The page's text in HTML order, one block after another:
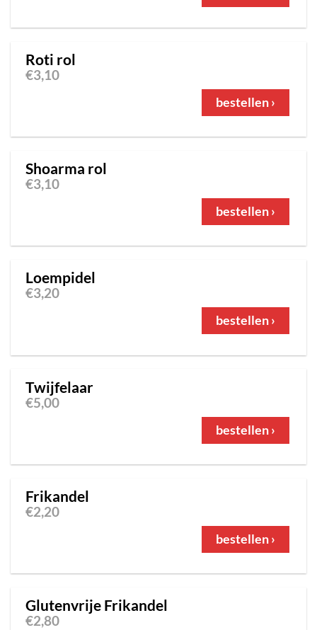
Roti rol
€3,10
bestellen ›
Shoarma rol
€3,10
bestellen ›
Loempidel
€3,20
bestellen ›
Twijfelaar
€5,00
bestellen ›
Frikandel
€2,20
bestellen ›
Glutenvrije Frikandel
€2,80